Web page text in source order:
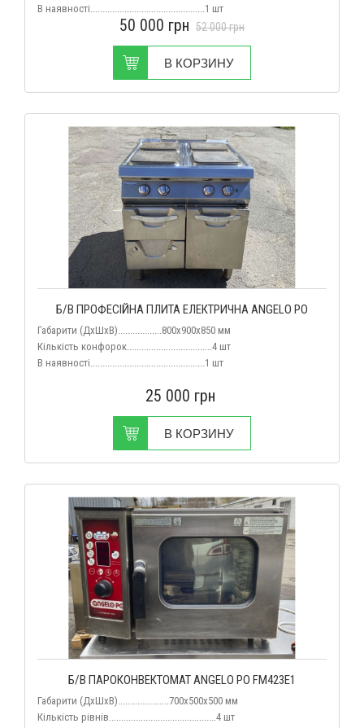
В наявності...............................................1 шт
50 000 грн 52 000грн
В КОРЗИНУ
Б/В ПРОФЕСІЙНА ПЛИТА ЕЛЕКТРИЧНА ANGELO PO
Габарити (ДхШхВ)..................800х900х850 мм
Кількість конфорок...................................4 шт
В наявності...............................................1 шт
25 000 грн
В КОРЗИНУ
Б/В ПАРОКОНВЕКТОМАТ ANGELO PO FM423E1
Габарити (ДхШхВ).....................700x500x500 мм
Кількість рівнів............................................4 шт